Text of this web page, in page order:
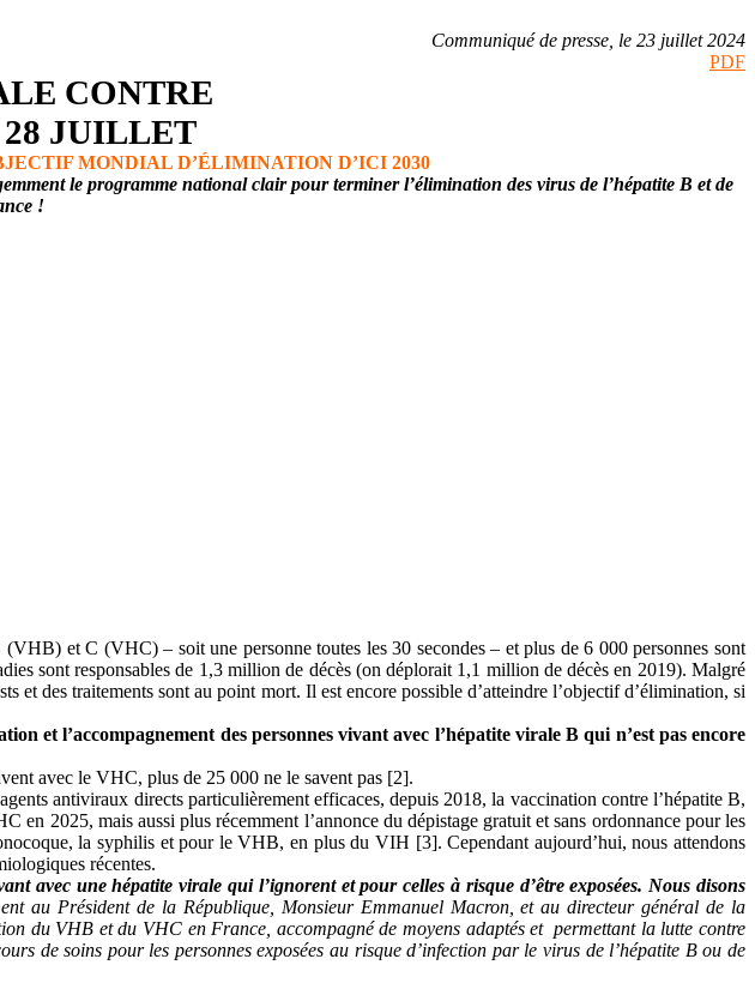
Communiqué de presse, le 23 juillet 2024
PDF
CONTRE
28 JUILLET
MONDIAL D’ÉLIMINATION D’ICI 2030
le programme national clair pour terminer l’élimination des virus de l’hépatite B et de
!
et C (VHC) – soit une personne toutes les 30 secondes – et plus de 6 000 personnes sont
sont responsables de 1,3 million de décès (on déplorait 1,1 million de décès en 2019). Malgré
et des traitements sont au point mort. Il est encore possible d’atteindre l’objectif d’élimination, si
et l’accompagnement des personnes vivant avec l’hépatite virale B qui n’est pas encore
avec le VHC, plus de 25 000 ne le savent pas [2].
antiviraux directs particulièrement efficaces, depuis 2018, la vaccination contre l’hépatite B,
2025, mais aussi plus récemment l’annonce du dépistage gratuit et sans ordonnance pour les
la syphilis et pour le VHB, en plus du VIH [3]. Cependant aujourd’hui, nous attendons
récentes.
avec une hépatite virale qui l’ignorent et pour celles à risque d’être exposées. Nous disons
au Président de la République, Monsieur Emmanuel Macron, et au directeur général de la
du VHB et du VHC en France, accompagné de moyens adaptés et permettant la lutte contre
de soins pour les personnes exposées au risque d’infection par le virus de l’hépatite B ou de